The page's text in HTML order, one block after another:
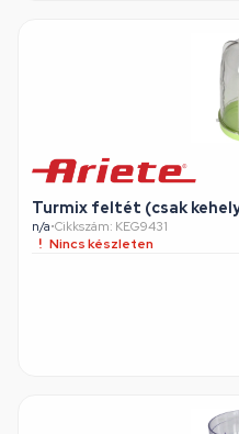
Turmix feltét (csak
n/a•Cikkszám: KEG9431
Nincs készleten